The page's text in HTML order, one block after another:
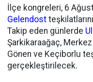
İlçe kongreleri, 6
Gelendost
Takip eden günlerde
Şarkikaraağaç,
Gönen ve Keçiborlu
gerçekleştirilecek.